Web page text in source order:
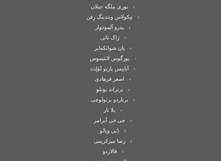
نوری بیلگه جیلان
نیکولاس ویندینگ رِفن
پدرو آلمودوار
ژاک تاتی
یان شوانکمایر
یورگوس لانتیموس
آناییس باربو لَوَلِت
اصغر فرهادی
برتراند بونلو
برناردو برتولوچی
بلا تار
جی.جی آبرامز
دُنی ویانُو
رضا میرکریمی
فالاردو